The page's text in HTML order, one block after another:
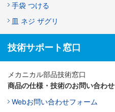
手袋 つける
皿 ネジ ザグリ
技術サポート窓口
メカニカル部品技術窓口
商品の仕様・技術のお問い合わせ
Webお問い合わせフォーム